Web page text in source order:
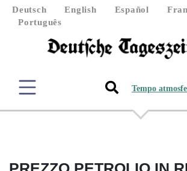
Deutsch English Español
Português
Tempo